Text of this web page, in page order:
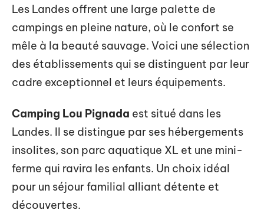
Les Landes offrent une large palette de
campings en pleine nature, où le confort se
mêle à la beauté sauvage. Voici une sélection
des établissements qui se distinguent par leur
cadre exceptionnel et leurs équipements.
Camping Lou Pignada est situé dans les
Landes. Il se distingue par ses hébergements
insolites, son parc aquatique XL et une mini-
ferme qui ravira les enfants. Un choix idéal
pour un séjour familial alliant détente et
découvertes.